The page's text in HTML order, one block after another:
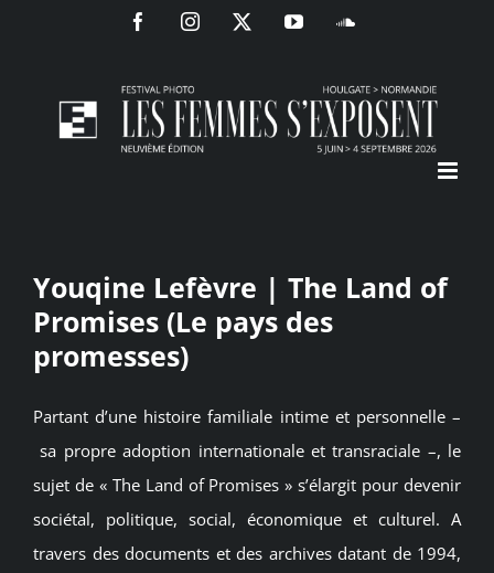
FacebookInstagram
X YouTubeSoundCloud
Youqine Lefèvre | The Land of
Promises (Le pays des
promesses)
Partant d’une histoire familiale intime et personnelle –
sa propre adoption internationale et transraciale –, le
sujet de « The Land of Promises » s’élargit pour devenir
sociétal, politique, social, économique et culturel. A
travers des documents et des archives datant de 1994,